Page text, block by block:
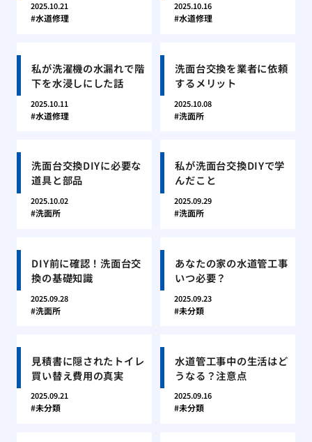
2025.10.21
水道修理
2025.10.16
水道修理
私が洗濯機の水漏れで階
下を水浸しにした話
2025.10.11
水道修理
洗面台交換を業者に依頼
するメリット
2025.10.08
洗面所
洗面台交換DIYに必要な
道具と部品
2025.10.02
洗面所
私が洗面台交換DIYで学
んだこと
2025.09.29
洗面所
DIY前に確認！洗面台交
換の基礎知識
2025.09.28
洗面所
あなたの家の水道管工事
いつ必要？
2025.09.23
未分類
見積書に隠されたトイレ
買い替え費用の真実
2025.09.21
未分類
水道管工事中の生活はど
うなる？注意点
2025.09.16
未分類